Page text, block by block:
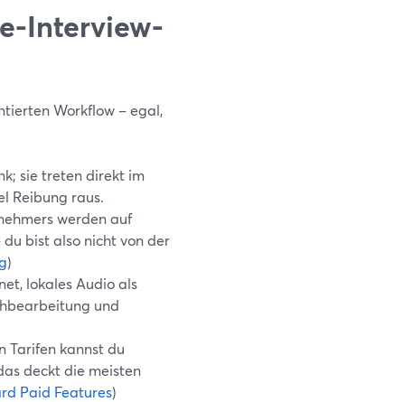
Interview-
Workflow – egal,
sie treten direkt im
Reibung raus.
werden auf
bist also nicht von der
)
lokales Audio als
und
Tarifen kannst du
deckt die meisten
Paid Features)